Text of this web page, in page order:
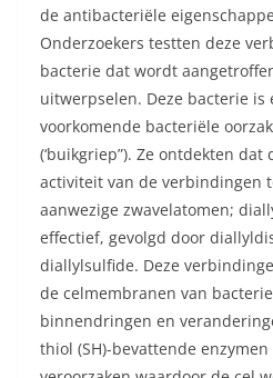
de antibacteriële
Onderzoekers testten deze
bacterie dat wordt
uitwerpselen. Deze bacterie is
voorkomende bacteriële
(‘buikgriep”). Ze ontdekten
activiteit van de verbindingen
aanwezige zwavelatomen;
effectief, gevolgd door
diallylsulfide. Deze
de celmembranen van
binnendringen en
thiol (SH)-bevattende